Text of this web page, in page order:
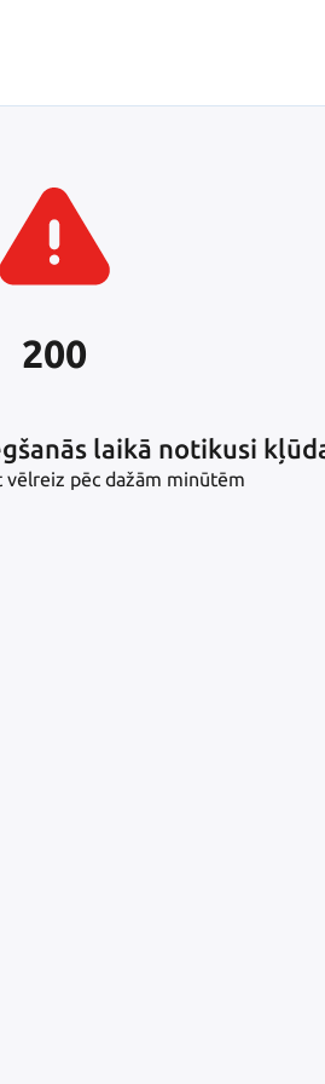
200
laikā notikusi
vēlreiz pēc dažām minūtēm